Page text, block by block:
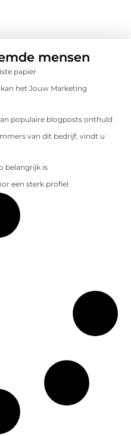
mensen
papier
het Jouw Marketing
populaire blogposts onthuld
van dit bedrijf, vindt u
belangrijk is
een sterk profiel